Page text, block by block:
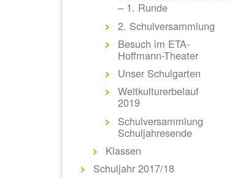
– 1. Runde
2. Schulversammlung
Besuch im ETA-
Hoffmann-Theater
Unser Schulgarten
Weltkulturerbelauf
2019
Schulversammlung
Schuljahresende
Klassen
Schuljahr 2017/18